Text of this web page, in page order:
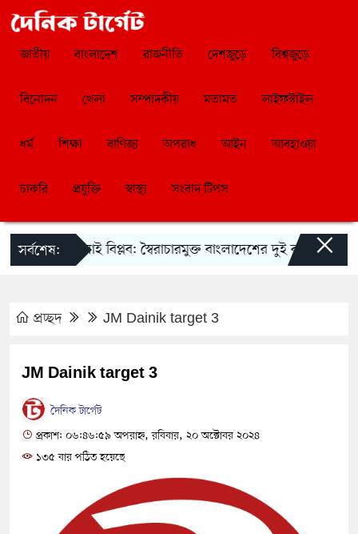
জাতীয় বাংলাদেশ রাজনীতি দেশজুড়ে বিশ্বজুড়ে
বিনোদন খেলা সম্পাদকীয় মতামত লাইফস্টাইল
ধর্ম শিক্ষা বাণিজ্য অপরাধ আইন আবহাওয়া
চাকরি প্রযুক্তি স্বাস্থ্য সংবাদ টিপস
সর্বশেষ:জুলাই বিপ্লব: স্বৈরাচারমুক্ত বাংলাদেশের দুই বছর ×
প্রচ্ছদ JM Dainik target 3
JM Dainik target 3
দৈনিক টার্গেট
প্রকাশ: ০৬:৪৬:৫৯ অপরাহ্ন, রবিবার, ২০ অক্টোবর ২০২৪
১৩৫ বার পঠিত হয়েছে